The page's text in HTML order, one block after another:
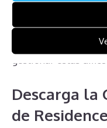
propiedad, es
comprendan
busquen
Descarga la
de